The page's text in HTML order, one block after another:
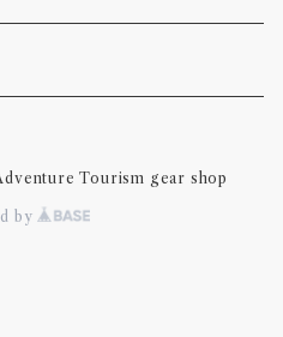
Tourism gear shop
by